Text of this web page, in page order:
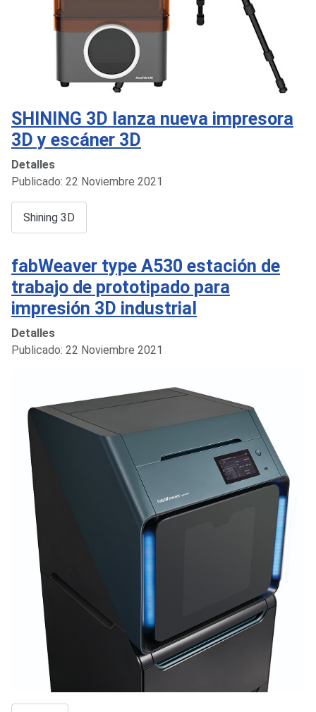
SHINING 3D lanza nueva impresora
3D y escáner 3D
Detalles
Publicado: 22 Noviembre 2021
Shining 3D
fabWeaver type A530 estación de
trabajo de prototipado para
impresión 3D industrial
Detalles
Publicado: 22 Noviembre 2021